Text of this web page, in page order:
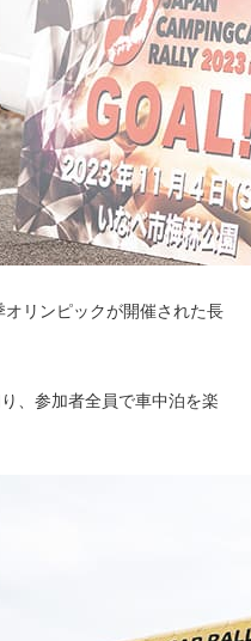
リンピックが開催された長
、参加者全員で車中泊を楽